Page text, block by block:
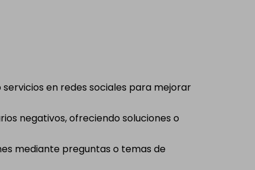
en redes sociales para mejorar
negativos, ofreciendo soluciones o
mediante preguntas o temas de